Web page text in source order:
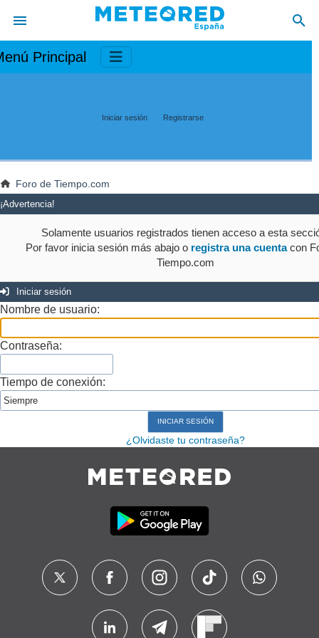
Principal
Iniciar sesión Registrarse
Foro de Tiempo.com
¡Advertencia!
Solamente usuarios registrados tienen acceso a esta
Por favor inicia sesión más abajo o registra una cuentacon
Tiempo.com
Iniciar sesión
Nombre de usuario:
Contraseña:
Tiempo de conexión:
¿Olvidaste tu contraseña?